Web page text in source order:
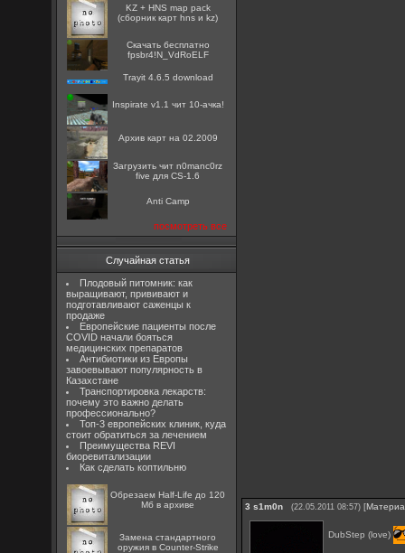
KZ + HNS map pack
(сборник карт hns и kz)
Скачать бесплатно
fpsbr4!N_VdRoELF
Trayit 4.6.5 download
Inspirate v1.1 чит 10-ачка!
Архив карт на 02.2009
Загрузить чит n0manc0rz
five для CS-1.6
Anti Camp
посмотреть все
Случайная статья
Плодовый питомник: как
выращивают, прививают и
подготавливают саженцы к
продаже
Европейские пациенты после
COVID начали бояться
медицинских препаратов
Антибиотики из Европы
завоевывают популярность в
Казахстане
Транспортировка лекарств:
почему это важно делать
профессионально?
Топ-3 европейских клиник, куда
стоит обратиться за лечением
Преимущества REVI
биоревитализации
Как сделать коптильню
Обрезаем Half-Life до 120
Мб в архиве
Замена стандартного
оружия в Counter-Strike
3 s1m0n (22.05.2011 08:57) [
DubStep (love)